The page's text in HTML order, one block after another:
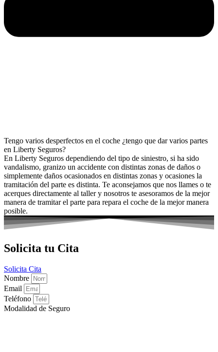
Tengo varios desperfectos en el coche ¿tengo que dar varios partes
en Liberty Seguros?
En Liberty Seguros dependiendo del tipo de siniestro, si ha sido
vandalismo, granizo un accidente con distintas zonas de daños o
simplemente daños ocasionados en distintas zonas y ocasiones la
tramitación del parte es distinta. Te aconsejamos que nos llames o te
acerques directamente al taller y nosotros te asesoramos de la mejor
manera de tramitar el parte para repara el coche de la mejor manera
posible.
Solicita tu Cita
Solicita Cita
Nombre
Email
Teléfono
Modalidad de Seguro